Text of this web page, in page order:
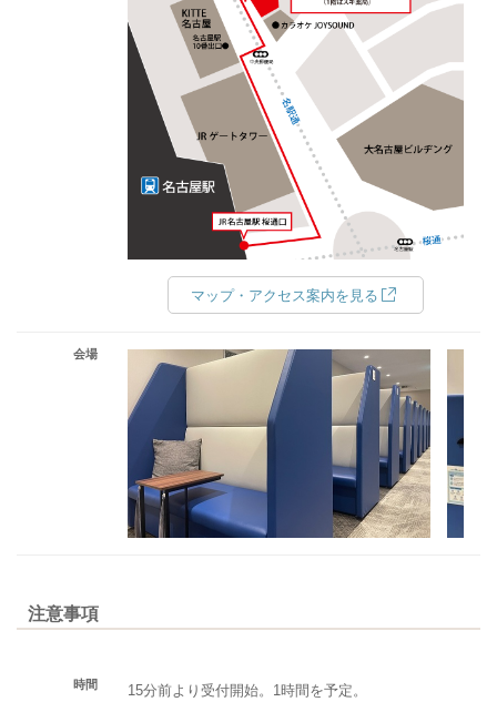
マップ・アクセス案内を見る
会場
注意事項
時間
15分前より受付開始。1時間を予定。